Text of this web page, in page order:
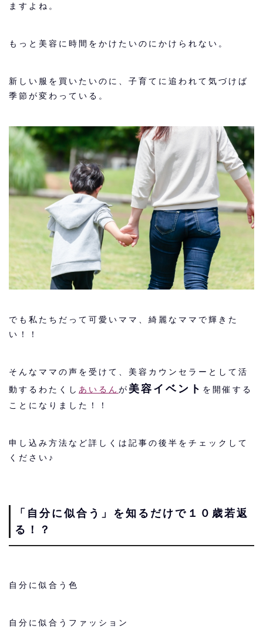
ますよね。
もっと美容に時間をかけたいのにかけられない。
新しい服を買いたいのに、子育てに追われて気づけば
季節が変わっている。
でも私たちだって可愛いママ、綺麗なママで輝きた
い！！
そんなママの声を受けて、美容カウンセラーとして活
動するわたくし あいるん が 美容イベント を開催する
ことになりました！！
申し込み方法など詳しくは記事の後半をチェックして
ください♪
「自分に似合う」を知るだけで１０歳若返
る！？
自分に似合う色
自分に似合うファッション